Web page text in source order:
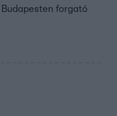
forgató